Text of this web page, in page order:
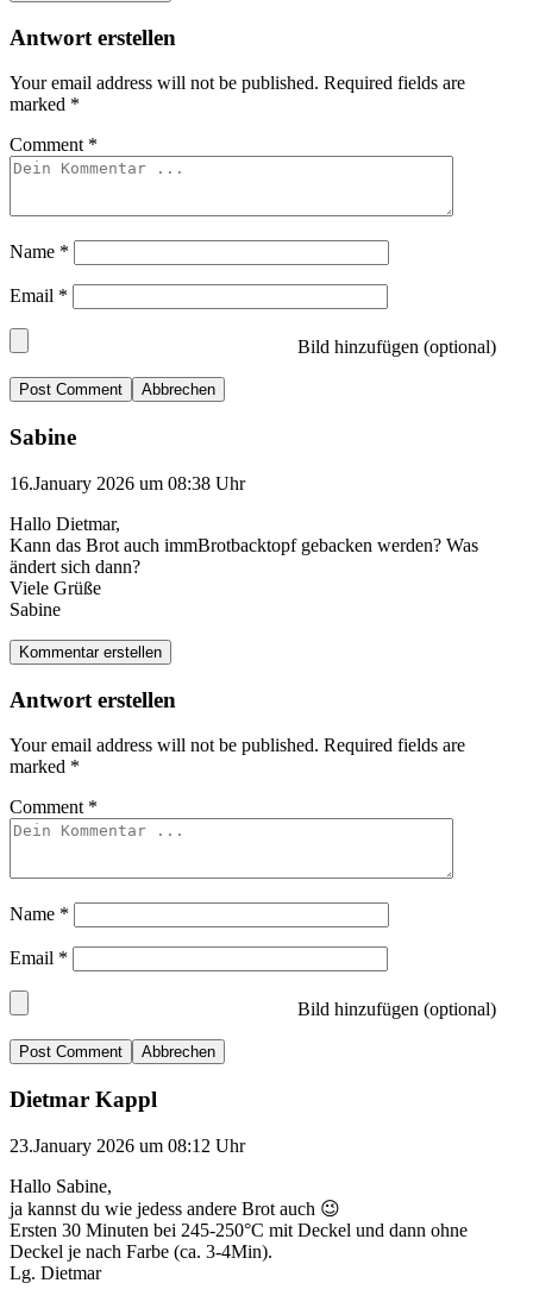
Antwort erstellen
Your email address will not be published. Required fields are
marked *
Comment *
Name *
Email *
Bild hinzufügen (optional)
Abbrechen
Sabine
16.January 2026 um 08:38 Uhr
Hallo Dietmar,
Kann das Brot auch immBrotbacktopf gebacken werden? Was
ändert sich dann?
Viele Grüße
Sabine
Kommentar erstellen
Antwort erstellen
Your email address will not be published. Required fields are
marked *
Comment *
Name *
Email *
Bild hinzufügen (optional)
Abbrechen
Dietmar Kappl
23.January 2026 um 08:12 Uhr
Hallo Sabine,
ja kannst du wie jedess andere Brot auch 😉
Ersten 30 Minuten bei 245-250°C mit Deckel und dann ohne
Deckel je nach Farbe (ca. 3-4Min).
Lg. Dietmar